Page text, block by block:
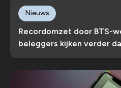
Recordomzet door BTS-
beleggers kijken verder
Nieuws